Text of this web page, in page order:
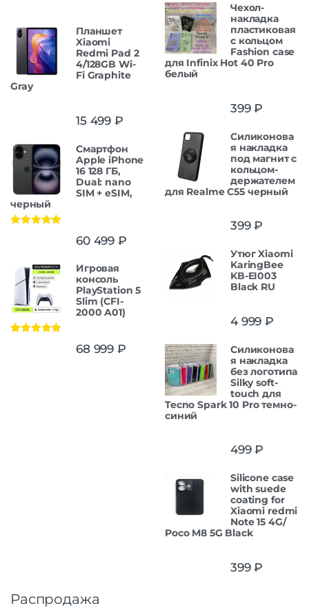
Планшет
Xiaomi
Redmi Pad 2
4/128GB Wi-
Fi Graphite
Gray
15 499 ₽
Смартфон
Apple iPhone
16 128 ГБ,
Dual: nano
SIM + eSIM,
черный
60 499 ₽
Игровая
консоль
PlayStation 5
Slim (CFI-
2000 A01)
68 999 ₽
Чехол-
накладка
пластиковая
с кольцом
Fashion case
для Infinix Hot 40 Pro
белый
399₽
Силиконова
я накладка
под магнит с
кольцом-
держателем
для Realme C55 черный
399₽
Утюг Xiaomi
KaringBee
KB-EI003
Black RU
4 999 ₽
Силиконова
я накладка
без логотипа
Silky soft-
touch для
Tecno Spark 10 Pro темно-
синий
499₽
Silicone case
with suede
coating for
Xiaomi redmi
Note 15 4G/
Poco M8 5G Black
399₽
Распродажа